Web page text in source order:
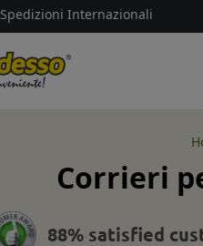
Spedizioni Internazionali
Corrieri
88% satisfied